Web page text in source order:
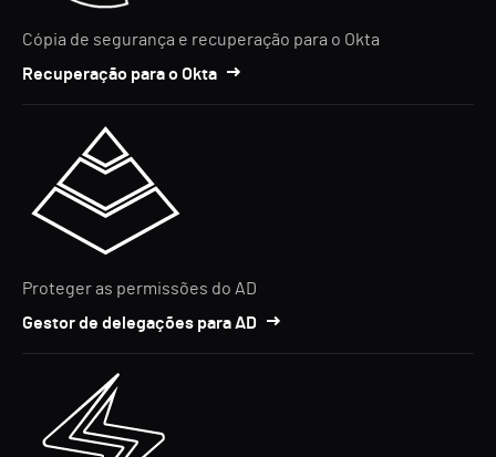
Cópia de segurança e recuperação para o Okta
Recuperação para o Okta
Proteger as permissões do AD
Gestor de delegações para AD